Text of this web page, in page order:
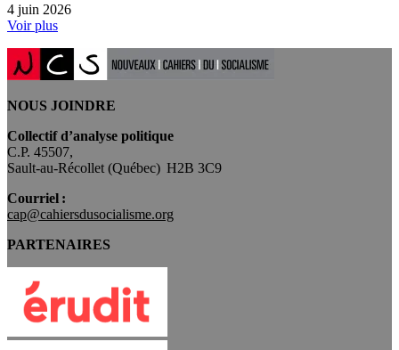
4 juin 2026
Voir plus
NOUS JOINDRE
Collectif d’analyse politique
C.P. 45507,
Sault-au-Récollet (Québec) H2B 3C9
Courriel :
cap@cahiersdusocialisme.org
PARTENAIRES